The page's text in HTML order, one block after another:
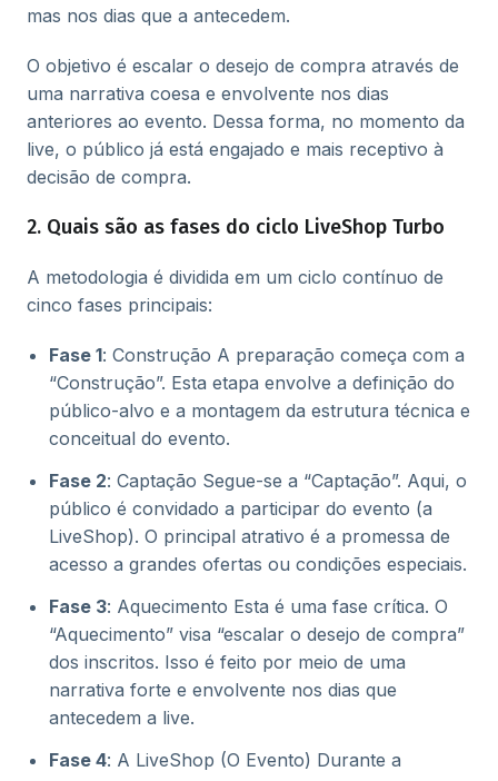
mas nos dias que a antecedem.
O objetivo é escalar o desejo de compra através de
uma narrativa coesa e envolvente nos dias
anteriores ao evento. Dessa forma, no momento da
live, o público já está engajado e mais receptivo à
decisão de compra.
2. Quais são as fases do ciclo LiveShop Turbo
A metodologia é dividida em um ciclo contínuo de
cinco fases principais:
Fase 1: Construção A preparação começa com a
“Construção”. Esta etapa envolve a definição do
público-alvo e a montagem da estrutura técnica e
conceitual do evento.
Fase 2: Captação Segue-se a “Captação”. Aqui, o
público é convidado a participar do evento (a
LiveShop). O principal atrativo é a promessa de
acesso a grandes ofertas ou condições especiais.
Fase 3: Aquecimento Esta é uma fase crítica. O
“Aquecimento” visa “escalar o desejo de compra”
dos inscritos. Isso é feito por meio de uma
narrativa forte e envolvente nos dias que
antecedem a live.
Fase 4: A LiveShop (O Evento) Durante a